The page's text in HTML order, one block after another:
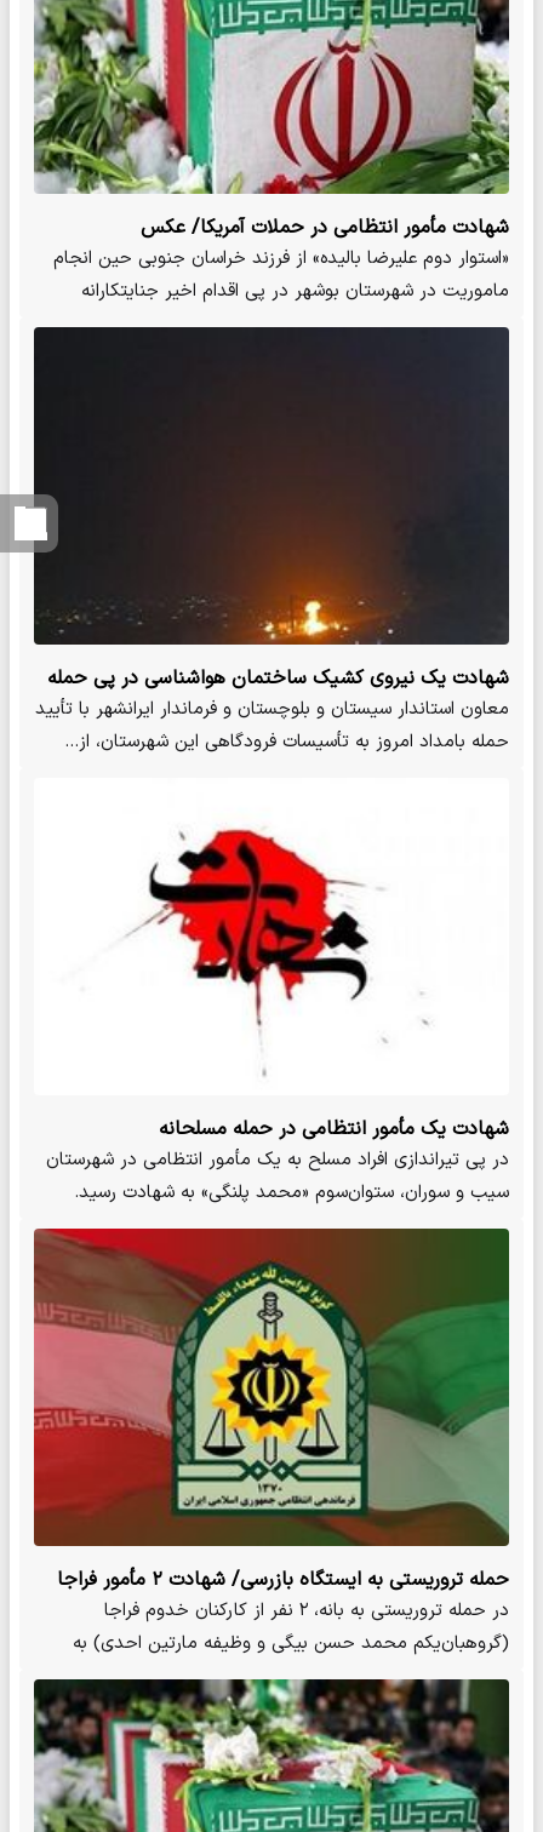
شهادت مأمور انتظامی در حملات آمریکا/ عکس
«استوار دوم علیرضا بالیده» از فرزند خراسان جنوبی حین انجام
ماموریت در شهرستان بوشهر در پی اقدام اخیر جنایتکارانه
رژیم…
شهادت یک نیروی کشیک ساختمان هواشناسی در پی حمله
به تأسیسات فرودگاه ایرانشهر
معاون استاندار سیستان و بلوچستان و فرماندار ایرانشهر با تأیید
حمله بامداد امروز به تأسیسات فرودگاهی این شهرستان، از…
شهادت یک مأمور انتظامی در حمله مسلحانه
در پی تیراندازی افراد مسلح به یک مأمور انتظامی در شهرستان
سیب و سوران، ستوان‌سوم «محمد پلنگی» به شهادت رسید.
حمله تروریستی به ایستگاه بازرسی/ شهادت ۲ مأمور فراجا
در حمله تروریستی به بانه، ۲ نفر از کارکنان خدوم فراجا
(گروهبان‌یکم محمد حسن بیگی و وظیفه مارتین احدی) به
درجه رفیع…